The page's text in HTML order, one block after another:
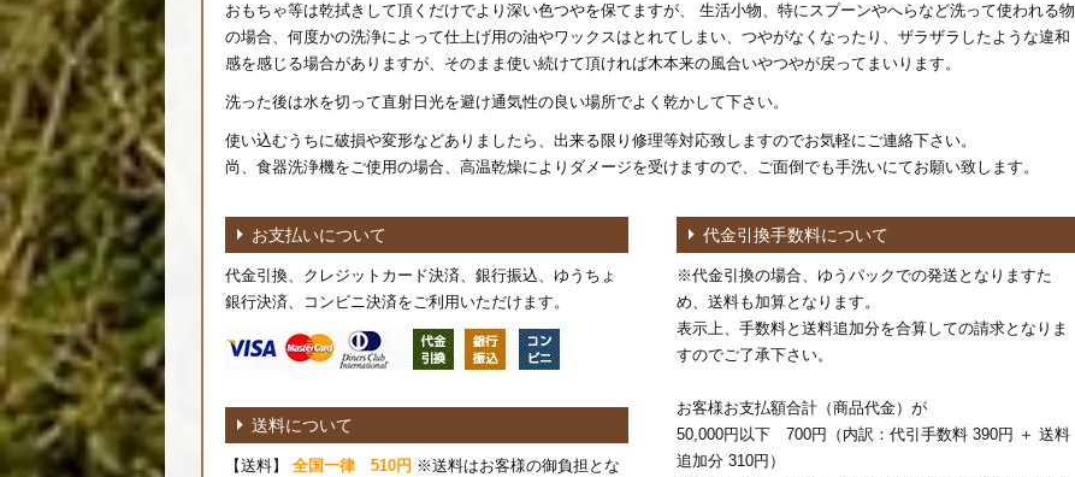
おもちゃ等は乾拭きして頂くだけでより深い色つやを保てますが、 生活小物、特にスプーンやへらなど洗って使われる物
の場合、何度かの洗浄によって仕上げ用の油やワックスはとれてしまい、つやがなくなったり、ザラザラしたような違和
感を感じる場合がありますが、そのまま使い続けて頂ければ木本来の風合いやつやが戻ってまいります。
洗った後は水を切って直射日光を避け通気性の良い場所でよく乾かして下さい。
使い込むうちに破損や変形などありましたら、出来る限り修理等対応致しますのでお気軽にご連絡下さい。
尚、食器洗浄機をご使用の場合、高温乾燥によりダメージを受けますので、ご面倒でも手洗いにてお願い致します。
お支払いについて
代金引換、クレジットカード決済、銀行振込、ゆうちょ
銀行決済、コンビニ決済をご利用いただけます。
送料について
【送料】 全国一律 510円 ※送料はお客様の御負担とな
代金引換手数料について
※代金引換の場合、ゆうパックでの発送となりますた
め、送料も加算となります。
表示上、手数料と送料追加分を合算しての請求となりま
すのでご了承下さい。
お客様お支払額合計（商品代金）が
50,000円以下 700円（内訳：代引手数料 390円 ＋ 送料
追加分 310円）